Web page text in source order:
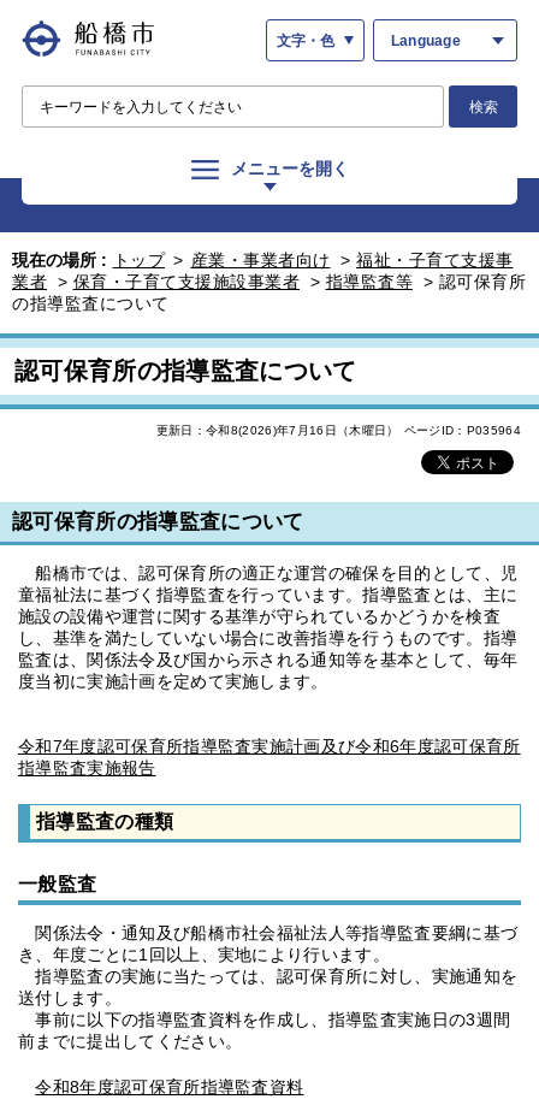
文字・色 Language
検索
メニューを開く
現在の場所 : トップ > 産業・事業者向け > 福祉・子育て支援事
業者 > 保育・子育て支援施設事業者 > 指導監査等 > 認可保育所
の指導監査について
認可保育所の指導監査について
更新日：令和8(2026)年7月16日（木曜日） ページID：P035964
認可保育所の指導監査について
船橋市では、認可保育所の適正な運営の確保を目的として、児
童福祉法に基づく指導監査を行っています。指導監査とは、主に
施設の設備や運営に関する基準が守られているかどうかを検査
し、基準を満たしていない場合に改善指導を行うものです。指導
監査は、関係法令及び国から示される通知等を基本として、毎年
度当初に実施計画を定めて実施します。
令和7年度認可保育所指導監査実施計画及び令和6年度認可保育所
指導監査実施報告
指導監査の種類
一般監査
関係法令・通知及び船橋市社会福祉法人等指導監査要綱に基づ
き、年度ごとに1回以上、実地により行います。
指導監査の実施に当たっては、認可保育所に対し、実施通知を
送付します。
事前に以下の指導監査資料を作成し、指導監査実施日の3週間
前までに提出してください。
令和8年度認可保育所指導監査資料